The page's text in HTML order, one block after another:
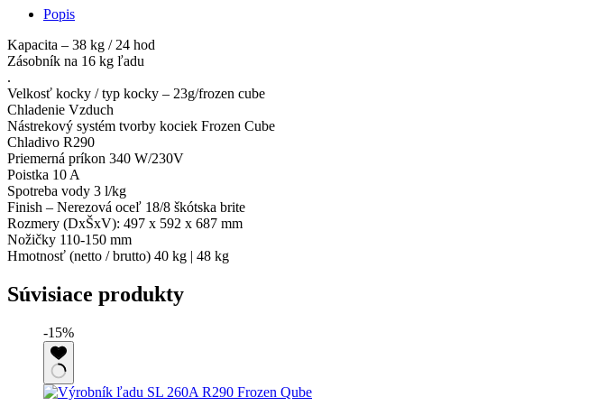
Popis
Kapacita – 38 kg / 24 hod
Zásobník na 16 kg ľadu
.
Velkosť kocky / typ kocky – 23g/frozen cube
Chladenie Vzduch
Nástrekový systém tvorby kociek Frozen Cube
Chladivo R290
Priemerná príkon 340 W/230V
Poistka 10 A
Spotreba vody 3 l/kg
Finish – Nerezová oceľ 18/8 škótska brite
Rozmery (DxŠxV): 497 x 592 x 687 mm
Nožičky 110-150 mm
Hmotnosť (netto / brutto) 40 kg | 48 kg
Súvisiace produkty
-15%